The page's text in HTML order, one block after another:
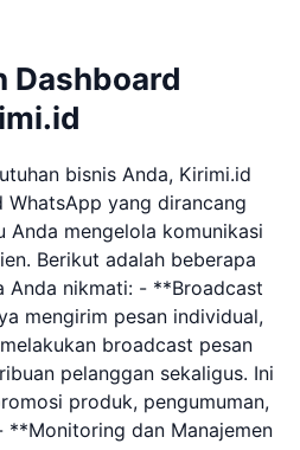
Dashboard
bisnis Anda, Kirimi.id
WhatsApp yang dirancang
Anda mengelola komunikasi
Berikut adalah beberapa
Anda nikmati: - **Broadcast
mengirim pesan individual,
broadcast pesan
pelanggan sekaligus. Ini
produk, pengumuman,
**Monitoring dan Manajemen